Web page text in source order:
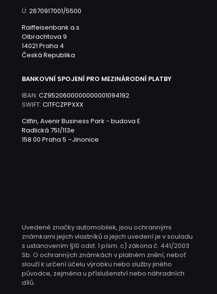
Ú: 2670917001/5500
Raiffeisenbank a.s.
Olbrachtova 9
14021 Praha 4
Česká Republika
BANKOVNÍ SPOJENÍ PRO MEZINÁRODNÍ PLATBY
IBAN: CZ9520600000000001094192
SWIFT: CITFCZPPXXX
Citfin, Avenir Business Park - budova E
Radlická 751/113e
158 00 Praha 5 –Jinonice
Uvedené značky automobilek, jsou ochrannými
známkami jejich vlastníků a jejich uvedení je v souladu
s ustanovením §10 odst. 1 písm. c) zákona č. 441/2003
Sb. O ochranných známkách v platném znění, neboť
slouží k určení účelu výrobku nebo služby jiného
původce, zejména u příslušenství nebo náhradních
dílů.